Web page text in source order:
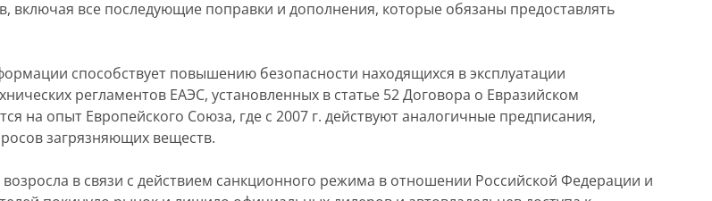
включая все последующие поправки и дополнения, которые обязаны предоставлять
способствует повышению безопасности находящихся в эксплуатации
регламентов ЕАЭС, установленных в статье 52 Договора о Евразийском
на опыт Европейского Союза, где с 2007 г. действуют аналогичные предписания,
загрязняющих веществ.
в связи с действием санкционного режима в отношении Российской Федерации и